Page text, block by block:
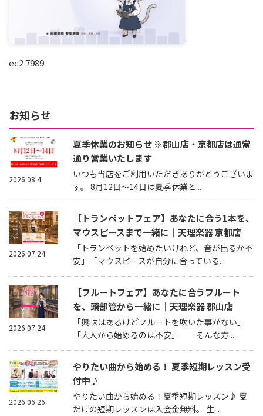
ec2 7989
お知らせ
夏季休業のお知らせ ※郡山店・京都店は通常
通り営業いたします
いつも当店をご利用いただきありがとうございま
す。 8月12日～14日は夏季休業と...
2026.08.4
【トランペットフェア】あなたに合う1本を、
マウスピースまで一緒に｜天理楽器 京都店
「トランペットを始めたいけれど、音が出るか不
安」「マウスピースが自分に合っている...
2026.07.24
【フルートフェア】あなたに合うフルート
を、頭部管から一緒に｜天理楽器 郡山店
「興味はあるけどフルートを吹いた事がない」
「大人から始めるのは不安」——そんな方...
2026.07.24
やりたい曲から始める！ 夏季短期レッスン受
付中♪
やりたい曲から始める！夏季短期レッスン♪ 夏
だけの短期レッスンは入会金無料。 生...
2026.06.26